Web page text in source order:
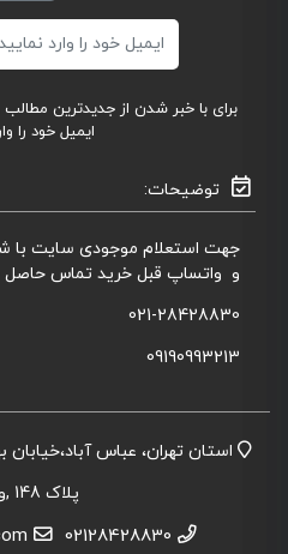
برای با خبر شدن از جدیدترین
ایمیل خود را
توضیحات:
جهت استعلام موجودی سایت با
و واتساپ قبل خرید تماس حاصل
021-28428830
09190993213
استان تهران، عباس
پلاک 148 ,واحد 6
02128428830